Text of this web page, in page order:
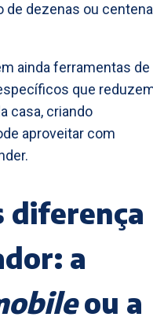
de dezenas ou
ainda ferramentas de
que
casa, criando
aproveitar com
diferença
a
ou a